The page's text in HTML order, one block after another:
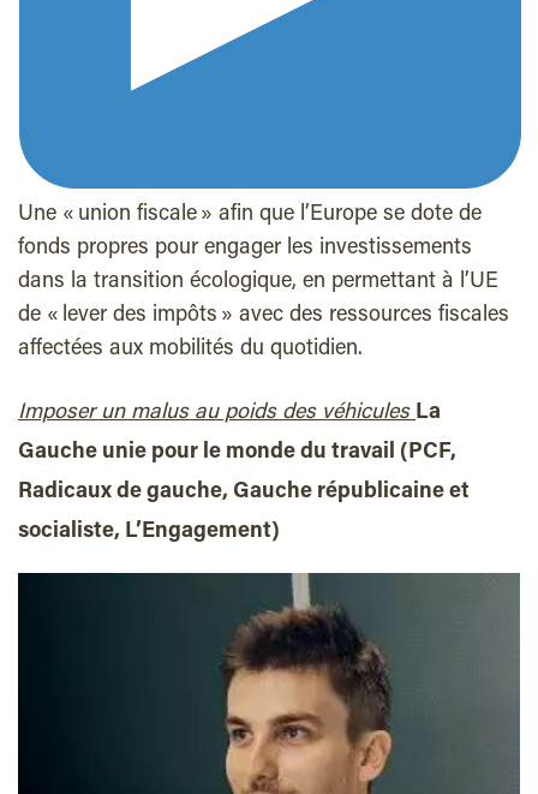
Une « union fiscale » afin que l’Europe se dote de
fonds propres pour engager les investissements
dans la transition écologique, en permettant à l’UE
de « lever des impôts » avec des ressources fiscales
affectées aux mobilités du quotidien.
Imposer un malus au poids des véhicules La
Gauche unie pour le monde du travail (PCF,
Radicaux de gauche, Gauche républicaine et
socialiste, L’Engagement)